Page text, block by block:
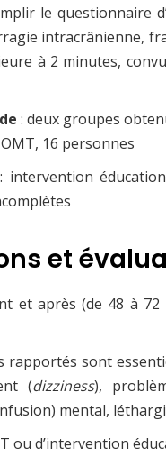
le questionnaire
intracrânienne,
à 2 minutes,
: deux groupes
16 personnes
et
et après (de 48 à
rapportés sont
(dizziness),
mental,
ou d’intervention